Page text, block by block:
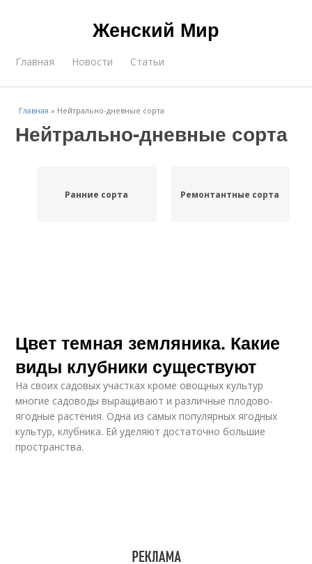
Женский Мир
Главная Новости Статьи
Главная » Нейтрально-дневные сорта
Нейтрально-дневные сорта
Ранние сорта Ремонтантные сорта
Цвет темная земляника. Какие
виды клубники существуют
На своих садовых участках кроме овощных культур
многие садоводы выращивают и различные плодово-
ягодные растения. Одна из самых популярных ягодных
культур, клубника. Ей уделяют достаточно большие
пространства.